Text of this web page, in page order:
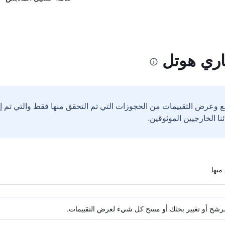
هوتل
وعرض التقييمات من الحجوزات التي تم التحقق منها فقط والتي
مرشح أو تغيير بحثك أو مسح كل شيء لعرض التقييمات.